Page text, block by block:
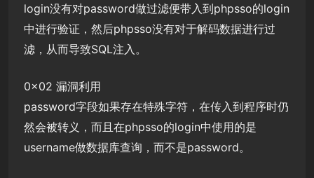
login没有对password做过滤便带入到phpsso的login
中进行验证，然后phpsso没有对于解码数据进行过
滤，从而导致SQL注入。
0x02 漏洞利用
password字段如果存在特殊字符，在传入到程序时仍
然会被转义，而且在phpsso的login中使用的是
username做数据库查询，而不是password。